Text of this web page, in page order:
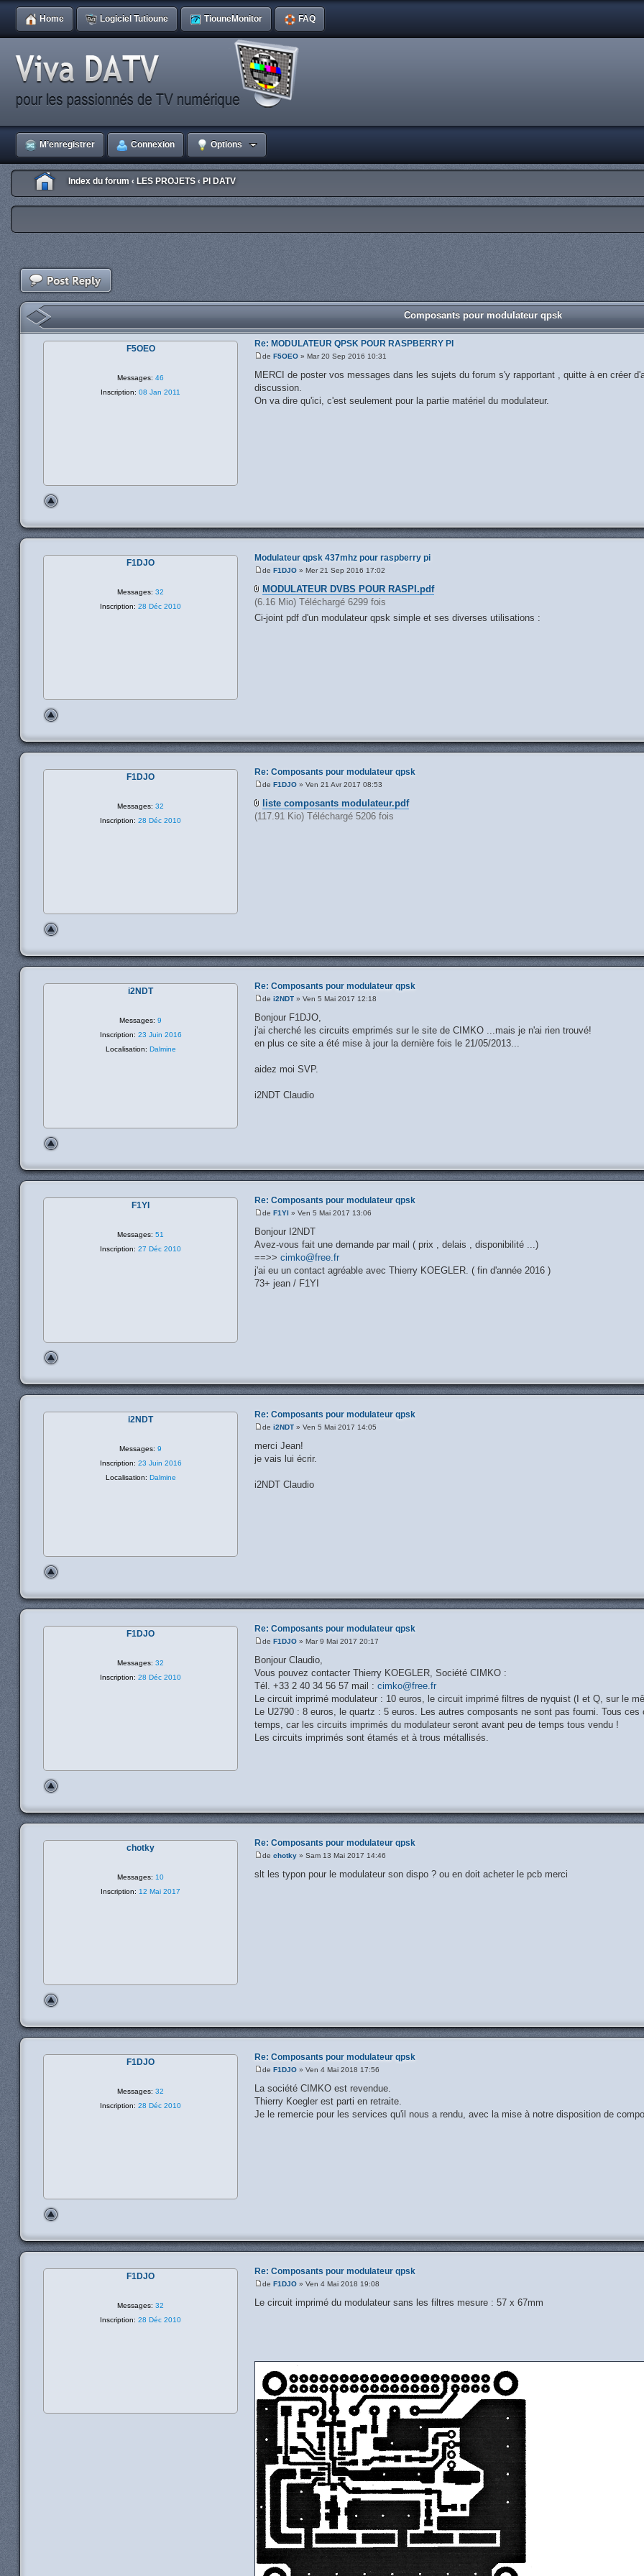
Home Logiciel Tutioune TiouneMonitor FAQ
M’enregistrer Connexion Options
Index du forum ‹ LES PROJETS ‹ PI DATV
Composants pour modulateur qpsk
Re: MODULATEUR QPSK POUR RASPBERRY PI
de F5OEO» Mar 20 Sep 2016 10:31
MERCI de poster vos messages dans les sujets du forum s'y rapportant , quitte à en créer
discussion.
On va dire qu'ici, c'est seulement pour la partie matériel du modulateur.
F5OEO
Messages: 46
Inscription: 08 Jan 2011
Modulateur qpsk 437mhz pour raspberry pi
de F1DJO» Mer 21 Sep 2016 17:02
MODULATEUR DVBS POUR RASPI.pdf
(6.16 Mio) Téléchargé 6299 fois
Ci-joint pdf d'un modulateur qpsk simple et ses diverses utilisations :
F1DJO
Messages: 32
Inscription: 28 Déc 2010
Re: Composants pour modulateur qpsk
de F1DJO» Ven 21 Avr 2017 08:53
liste composants modulateur.pdf
(117.91 Kio) Téléchargé 5206 fois
F1DJO
Messages: 32
Inscription: 28 Déc 2010
Re: Composants pour modulateur qpsk
de i2NDT» Ven 5 Mai 2017 12:18
Bonjour F1DJO,
j'ai cherché les circuits emprimés sur le site de CIMKO ...mais je n'ai rien trouvé!
en plus ce site a été mise à jour la dernière fois le 21/05/2013...
aidez moi SVP.
i2NDT Claudio
i2NDT
Messages: 9
Inscription: 23 Juin 2016
Localisation: Dalmine
Re: Composants pour modulateur qpsk
de F1YI » Ven 5 Mai 2017 13:06
Bonjour I2NDT
Avez-vous fait une demande par mail ( prix , delais , disponibilité ...)
==>> cimko@free.fr
j'ai eu un contact agréable avec Thierry KOEGLER. ( fin d'année 2016 )
73+ jean / F1YI
F1YI
Messages: 51
Inscription: 27 Déc 2010
Re: Composants pour modulateur qpsk
de i2NDT» Ven 5 Mai 2017 14:05
merci Jean!
je vais lui écrir.
i2NDT Claudio
i2NDT
Messages: 9
Inscription: 23 Juin 2016
Localisation: Dalmine
Re: Composants pour modulateur qpsk
de F1DJO» Mar 9 Mai 2017 20:17
Bonjour Claudio,
Vous pouvez contacter Thierry KOEGLER, Société CIMKO :
Tél. +33 2 40 34 56 57 mail : cimko@free.fr
Le circuit imprimé modulateur : 10 euros, le circuit imprimé filtres de nyquist (I et Q, sur le
Le U2790 : 8 euros, le quartz : 5 euros. Les autres composants ne sont pas fourni. Tous
temps, car les circuits imprimés du modulateur seront avant peu de temps tous vendu !
Les circuits imprimés sont étamés et à trous métallisés.
F1DJO
Messages: 32
Inscription: 28 Déc 2010
Re: Composants pour modulateur qpsk
de chotky» Sam 13 Mai 2017 14:46
slt les typon pour le modulateur son dispo ? ou en doit acheter le pcb merci
chotky
Messages: 10
Inscription: 12 Mai 2017
Re: Composants pour modulateur qpsk
de F1DJO» Ven 4 Mai 2018 17:56
La société CIMKO est revendue.
Thierry Koegler est parti en retraite.
Je le remercie pour les services qu'il nous a rendu, avec la mise à notre disposition de
F1DJO
Messages: 32
Inscription: 28 Déc 2010
Re: Composants pour modulateur qpsk
de F1DJO» Ven 4 Mai 2018 19:08
Le circuit imprimé du modulateur sans les filtres mesure : 57 x 67mm
F1DJO
Messages: 32
Inscription: 28 Déc 2010